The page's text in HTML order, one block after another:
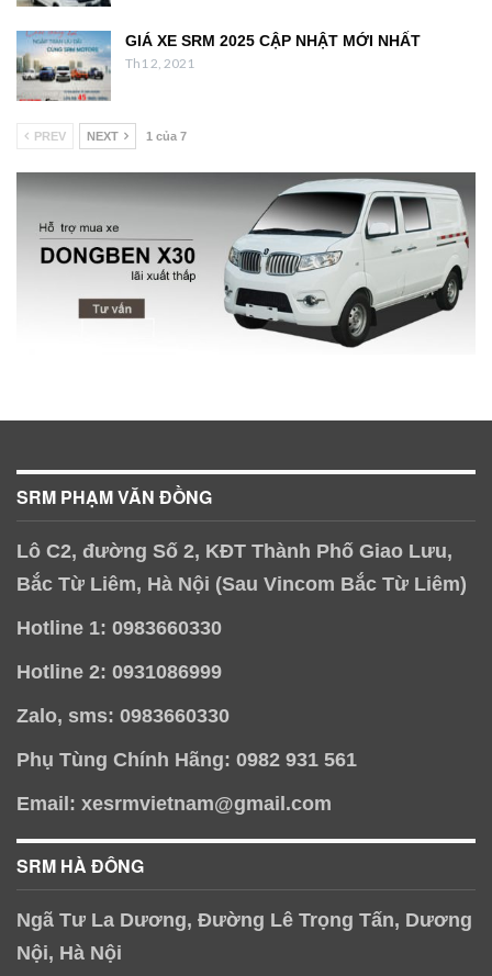
GIÁ XE SRM 2025 CẬP NHẬT MỚI NHẤT
Th1 2, 2021
PREV NEXT 1 của 7
SRM PHẠM VĂN ĐỒNG
Lô C2, đường Số 2, KĐT Thành Phố Giao Lưu,
Bắc Từ Liêm, Hà Nội (Sau Vincom Bắc Từ Liêm)
Hotline 1: 0983660330
Hotline 2: 0931086999
Zalo, sms: 0983660330
Phụ Tùng Chính Hãng: 0982 931 561
Email: xesrmvietnam@gmail.com
SRM HÀ ĐÔNG
Ngã Tư La Dương, Đường Lê Trọng Tấn, Dương
Nội, Hà Nội